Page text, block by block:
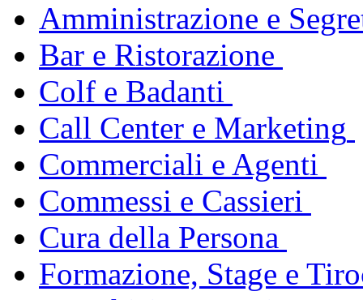
Amministrazione e
Bar e Ristorazione
Colf e Badanti
Call Center e Marketing
Commerciali e Agenti
Commessi e Cassieri
Cura della Persona
Formazione, Stage e